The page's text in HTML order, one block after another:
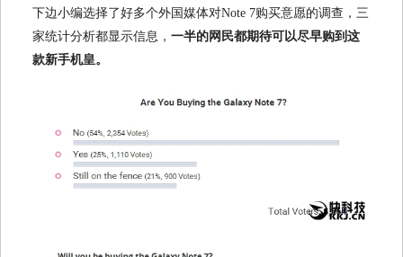
下边小编选择了好多个外国媒体对Note 7购买意愿的调查，三
家统计分析都显示信息， 一半的网民都期待可以尽早购到这
款新手机皇。